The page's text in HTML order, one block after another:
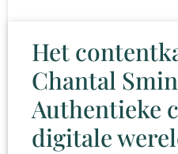
Het
Chantal
Authentieke
digitale